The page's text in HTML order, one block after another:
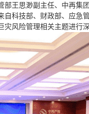
王思渺副主任、中再集
科技部、财政部、应急
灾风险管理相关主题进行